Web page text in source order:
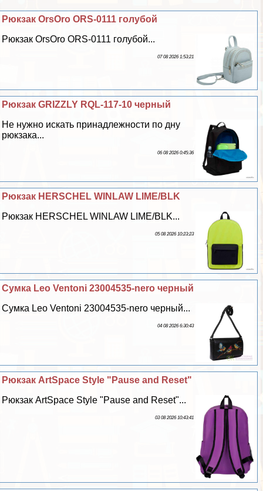
Рюкзак OrsOro ORS-0111 гoлyбой
Рюкзак OrsOro ORS-0111 гoлyбой...
07 08 2026 1:53:21
Рюкзак GRIZZLY RQL-117-10 черный
Не нужно искать принадлежности по дну
рюкзака...
06 08 2026 0:45:36
Рюкзак HERSCHEL WINLAW LIME/BLK
Рюкзак HERSCHEL WINLAW LIME/BLK...
05 08 2026 10:23:23
Сумка Leo Ventoni 23004535-nero черный
Сумка Leo Ventoni 23004535-nero черный...
04 08 2026 6:30:43
Рюкзак ArtSpace Style "Pause and Reset"
Рюкзак ArtSpace Style "Pause and Reset"...
03 08 2026 10:43:41